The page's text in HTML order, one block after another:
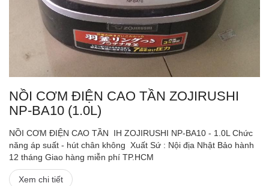
NỒI CƠM ĐIỆN CAO TẦN ZOJIRUSHI
NP-BA10 (1.0L)
NỒI CƠM ĐIỆN CAO TẦN IH ZOJIRUSHI NP-BA10 - 1.0L Chức
năng áp suất - hút chân không Xuất Sứ : Nội địa Nhật Bảo hành
12 tháng Giao hàng miễn phí TP.HCM
Xem chi tiết